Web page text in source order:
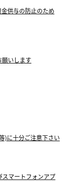
供与の防止のため
願いします
)に十分ご注意下さい
スマートフォンアプ